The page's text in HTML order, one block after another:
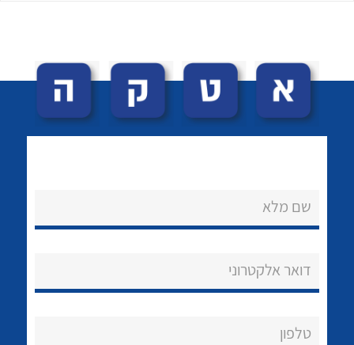
שאלות ותשובות
שם מלא
דואר אלקטרוני
טלפון